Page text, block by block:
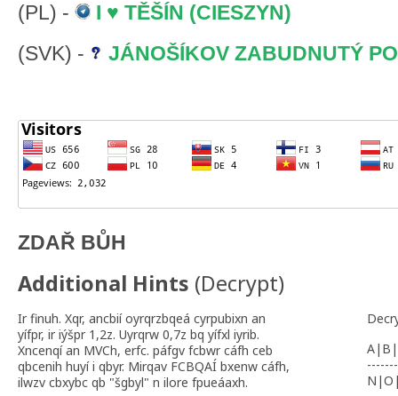
(PL) - I ♥ TĚŠÍN (CIESZYN)
(SVK) -
JÁNOŠÍKOV ZABUDNUTÝ
ZDAŘ BŮH
Additional Hints (Decrypt)
Ir finuh. Xqr, ancbií oyrqrzbqeá cyrpubixn an
yífpr, ir iýšpr 1,2z. Uyrqrw 0,7z bq yífxl iyrib.
Xncenqí an MVCh, erfc. páfgv fcbwr cáfh ceb
qbcenih huyí i qbyr. Mirqav FCBQAÍ bxenw cáfh,
ilwzv cbxybc qb "šgbyl" n ilore fpueáaxh.